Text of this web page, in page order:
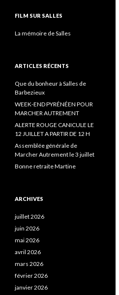
FILM SUR SALLES
La mémoire de Salles
ARTICLES RÉCENTS
Que du bonheur à Salles de
Barbezieux
WEEK-END PYRÉNÉEN POUR
MARCHER AUTREMENT
ALERTE ROUGE CANICULE LE
12 JUILLET A PARTIR DE 12 H
Assemblée générale de
Marcher Autrement le 3 juillet
Bonne retraite Martine
ARCHIVES
juillet 2026
juin 2026
mai 2026
avril 2026
mars 2026
février 2026
janvier 2026